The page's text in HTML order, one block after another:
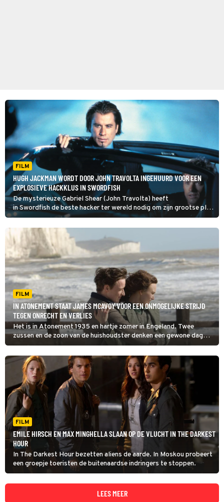
FILM
HUGH JACKMAN WORDT DOOR JOHN TRAVOLTA INGEHUURD VOOR EEN
EXPLOSIEVE HACKKLUS IN SWORDFISH
De mysterieuze Gabriel Shear (John Travolta) heeft
in Swordfish de beste hacker ter wereld nodig om zijn grootse plan
te laten slagen.
FILM
IN ATONEMENT STAAT JAMES MCAVOY VOOR EEN ONMOGELIJKE STRIJD
TEGEN ONRECHT EN VERLIES
Het is in Atonement 1935 en hartje zomer in Engeland. Twee
zussen en de zoon van de huishoudster denken een gewone dag
tegemoet te gaan, maar dat loopt helemaal anders.
FILM
EMILE HIRSCH EN MAX MINGHELLA SLAAN OP DE VLUCHT IN THE DARKEST
HOUR
In The Darkest Hour bezetten aliens de aarde. In Moskou probeert
een groepje toeristen de buitenaardse indringers te stoppen.
LEES MEER